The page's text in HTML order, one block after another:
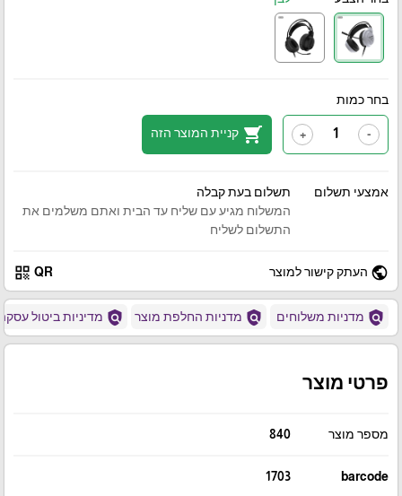
בחר כמות
-
+
shopping_cart קניית המוצר הזה
אמצעי תשלום
תשלום בעת קבלה
המשלוח מגיע עם שליח עד הבית ואתם משלמים את
התשלום לשליח
public העתק קישור למוצר QR
qr_code
policy מדניות משלוחים policy מדניות החלפת מוצר policy מדיניות ביטול
פרטי מוצר
מספר מוצר 840
barcode
1703